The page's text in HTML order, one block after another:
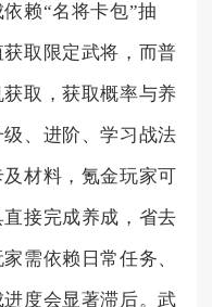
赖“名将卡包”抽
取限定武将，而普
取，获取概率与养
、进阶、学习战法
材料，氪金玩家可
接完成养成，省去
需依赖日常任务、
度会显著滞后。武